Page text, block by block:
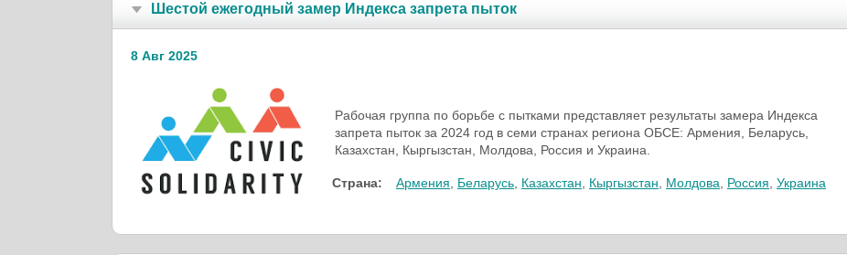
Шестой ежегодный замер Индекса запрета пыток
8 Авг 2025
Рабочая группа по борьбе с пытками представляет результаты замера Индекса
запрета пыток за 2024 год в семи странах региона ОБСЕ: Армения, Беларусь,
Казахстан, Кыргызстан, Молдова, Россия и Украина.
Страна: Армения Беларусь Казахстан Кыргызстан Молдова Россия Украина